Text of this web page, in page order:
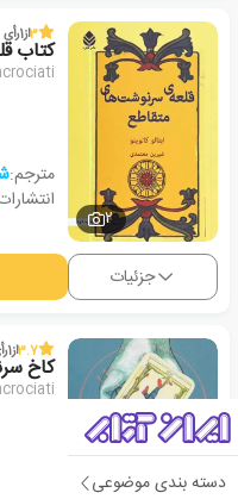
دسته بندی موضوعی
2
3از1رأی
کتاب
مترجم:
جزئیات
3.7از1
کاخ